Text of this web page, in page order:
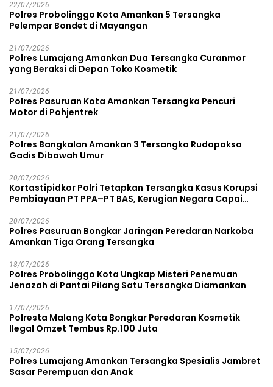
22/07/2026
Polres Probolinggo Kota Amankan 5 Tersangka
Pelempar Bondet di Mayangan
21/07/2026
Polres Lumajang Amankan Dua Tersangka Curanmor
yang Beraksi di Depan Toko Kosmetik
21/07/2026
Polres Pasuruan Kota Amankan Tersangka Pencuri
Motor di Pohjentrek
21/07/2026
Polres Bangkalan Amankan 3 Tersangka Rudapaksa
Gadis Dibawah Umur
20/07/2026
Kortastipidkor Polri Tetapkan Tersangka Kasus Korupsi
Pembiayaan PT PPA–PT BAS, Kerugian Negara Capai
20/07/2026
Polres Pasuruan Bongkar Jaringan Peredaran Narkoba
Amankan Tiga Orang Tersangka
18/07/2026
Polres Probolinggo Kota Ungkap Misteri Penemuan
Jenazah di Pantai Pilang Satu Tersangka Diamankan
17/07/2026
Polresta Malang Kota Bongkar Peredaran Kosmetik
Ilegal Omzet Tembus Rp.100 Juta
15/07/2026
Polres Lumajang Amankan Tersangka Spesialis Jambret
Sasar Perempuan dan Anak